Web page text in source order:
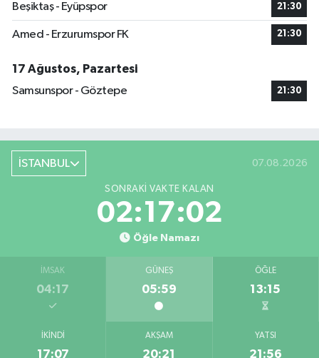
Beşiktaş - Eyüpspor 21:30
Amed - Erzurumspor FK 21:30
17 Ağustos, Pazartesi
Samsunspor - Göztepe
21:30
İSTANBUL 07.08.2026
SONRAKI VAKTE KALAN
02:17:01
Öğle Namazı
İMSAK
04:17
GÜNEŞ
05:59
ÖĞLE
13:15
İKINDI
17:07
AKŞAM
20:21
YATSI
21:56